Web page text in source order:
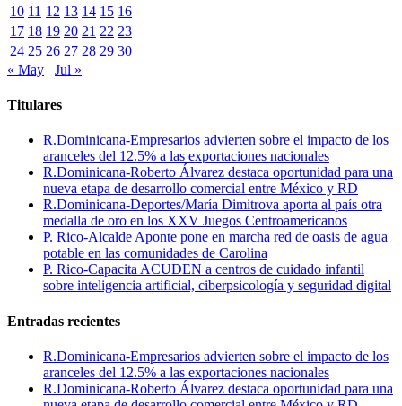
10 11 12 13 14 15 16
17 18 19 20 21 22 23
24 25 26 27 28 29 30
« May
Jul »
Titulares
R.Dominicana-Empresarios advierten sobre el impacto de los
aranceles del 12.5% a las exportaciones nacionales
R.Dominicana-Roberto Álvarez destaca oportunidad para una
nueva etapa de desarrollo comercial entre México y RD
R.Dominicana-Deportes/María Dimitrova aporta al país otra
medalla de oro en los XXV Juegos Centroamericanos
P. Rico-Alcalde Aponte pone en marcha red de oasis de agua
potable en las comunidades de Carolina
P. Rico-Capacita ACUDEN a centros de cuidado infantil
sobre inteligencia artificial, ciberpsicología y seguridad digital
Entradas recientes
R.Dominicana-Empresarios advierten sobre el impacto de los
aranceles del 12.5% a las exportaciones nacionales
R.Dominicana-Roberto Álvarez destaca oportunidad para una